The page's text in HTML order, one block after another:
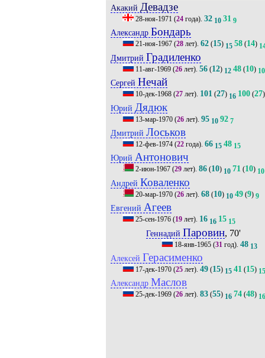
Акакий Девадзе
28-ноя-1971 (24года). 32 10 31 9
Александр Бондарь
21-ноя-1967(28лет). 62(15) 15 58(14)
Дмитрий Градиленко
11-авг-1969(26лет). 56(12) 12 48(10) 10
Сергей Нечай
10-дек-1968(27лет). 101(27) 16 100(27)
Юрий Дядюк
13-мар-1970(26лет). 95 10 92 7
Дмитрий Лоськов
12-фев-1974(22года). 66 15 48 15
Юрий Антонович
2-июн-1967(29лет). 86(10) 10 71(10) 10
Андрей Коваленко
20-мар-1970(26лет). 68(10) 10 49(9) 9
Евгений Агеев
25-сен-1976(19лет). 16 16 15 15
Геннадий Паровин, 70'
18-янв-1965 (31 год).48 13
Алексей Герасименко
17-дек-1970(25лет). 49(15) 15 41(15) 15
Александр Маслов
25-дек-1969(26лет). 83(55) 16 74(48) 16